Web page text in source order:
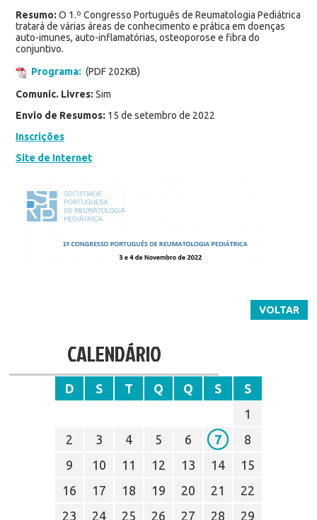
Resumo: O 1.º Congresso Português de Reumatologia Pediátrica
tratará de várias áreas de conhecimento e prática em doenças
auto-imunes, auto-inflamatórias, osteoporose e fibra do
conjuntivo.
Programa: (PDF 202KB)
Comunic. Livres: Sim
Envio de Resumos: 15 de setembro de 2022
Inscrições
Site de Internet
VOLTAR
CALENDÁRIO
D S T Q Q S
S
1
2
3 4 5 6 7
8
9
10 11 12 13 14
15
16
17 18 19 20 21
22
23
24 25 26 27 28 29